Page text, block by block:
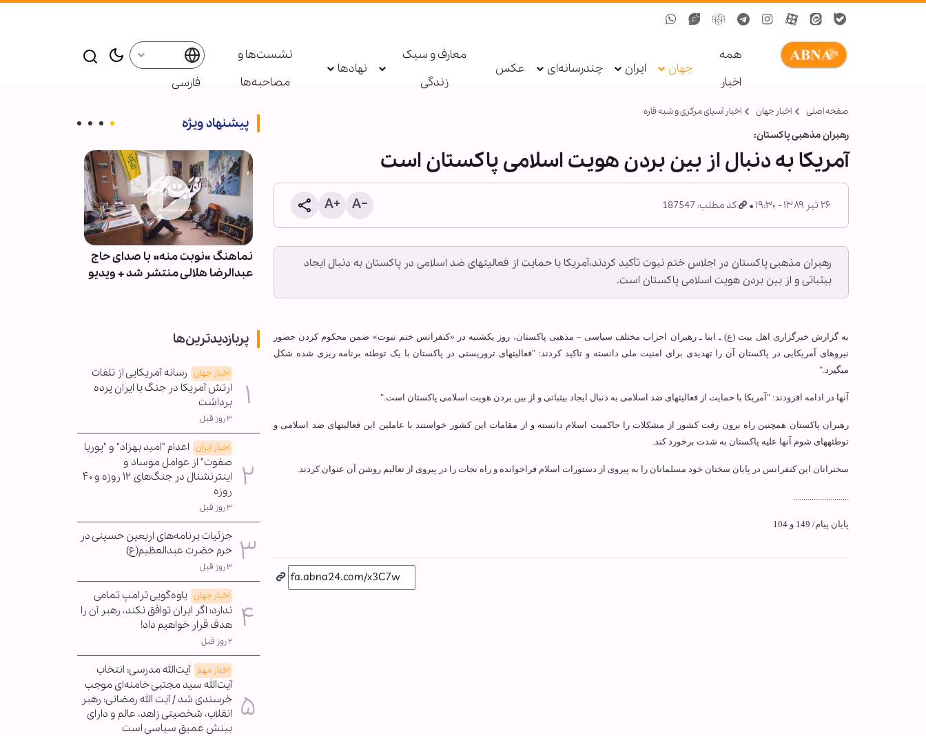
همه
اخبار
جهان ایران چندرسانه‌ای عکس
معارف و سبک
زندگی
نهادها
نشست‌ها و
مصاحبه‌ها
فارسی
صفحه اصلی اخبار جهان اخبار آسیای مرکزی و شبه قاره
رهبران مذهبی پاکستان:
آمریکا به دنبال از بین بردن هویت اسلامی پاکستان است
۲۶ تیر ۱۳۸۹ - ۱۹:۳۰ کد مطلب: 187547
رهبران مذهبی پاکستان در اجلاس ختم نبوت تأکید کردند،آمریکا با حمایت از فعالیت‏های ضد اسلامی در پاکستان به دنبال ایجاد
بی‏ثباتی و از بین بردن هویت اسلامی پاکستان است.
به گزارش خبرگزاری اهل بیت (ع) ـ ابنا ـ رهبران احزاب مختلف سیاسی – مذهبی پاکستان، روز یکشنبه در «کنفرانس ختم نبوت» ضمن محکوم کردن حضور
نیروهای آمریکایی در پاکستان آن را تهدیدی برای امنیت ملی دانسته و تاکید کردند: "فعالیت‏های تروریستی در پاکستان با یک توطئه برنامه ریزی شده شکل
می‏گیرد."
آنها در ادامه افزودند: "آمریکا با حمایت از فعالیت‏های ضد اسلامی به دنبال ایجاد بی‏ثباتی و از بین بردن هویت اسلامی پاکستان است."
رهبران پاکستان همچنین راه برون رفت کشور از مشکلات را حاکمیت اسلام دانسته و از مقامات این کشور خواستند با عاملین این فعالیت‏های ضد اسلامی و
توطئه‏های شوم آنها علیه پاکستان به شدت برخورد کند.
سخنرانان این کنفرانس در پایان سخنان خود مسلمانان را به پیروی از دستورات اسلام فراخوانده و راه نجات را در پیروی از تعالیم روشن آن عنوان کردند.
...........................
پایان پیام/ 149 و 104
پیشنهاد ویژه
گزارش تصویری | مراسم اربعین
حسینی در مرکز مدینة‌العلم کارپی
نماهنگ «نوبت منه» با صدای حاج
عبدالرضا هلالی منتشر شد + ویدیو
پربازدیدترین‌ها
اخبار جهان رسانه آمریکایی از تلفات
ارتش آمریکا در جنگ با ایران پرده
برداشت
۳ روز قبل
اخبار ایران اعدام "امید بهزاد" و "پوریا
صفوت" از عوامل موساد و
اینترنشنال در جنگ‌های ۱۲ روزه و ۴۰
روزه
۳ روز قبل
جزئیات برنامه‌های اربعین حسینی در
حرم حضرت عبدالعظیم(ع)
۳ روز قبل
اخبار جهان یاوه‌گویی ترامپ تمامی
ندارد؛ اگر ایران توافق نکند، رهبر آن را
هدف قرار خواهیم داد!
۲ روز قبل
اخبار مهم آیت‌الله مدرسی: انتخاب
آیت‌الله سید مجتبی خامنه‌ای موجب
خرسندی شد / آیت الله رمضانی: رهبر
انقلاب، شخصیتی زاهد، عالم و دارای
بینش عمیق سیاسی است